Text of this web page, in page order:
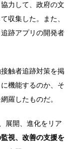
力して、政府の文
収集した。また、
跡アプリの開発者
触者追跡対策を掲
機能するのか、そ
羅したものだ。
展開、進化をリア
視、改善の支援を